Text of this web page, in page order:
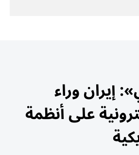
إيران وراء
على أنظمة